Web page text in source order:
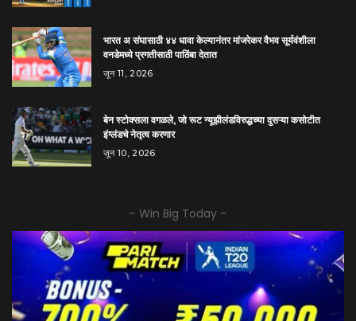
भारत अ संघासाठी ४४ धावा केल्यानंतर मांजरेकर वैभव सूर्यवंशीला
वनडेमध्ये प्रगतीसाठी पाठिंबा देतात
जून 11, 2026
बेन स्टोक्सला वगळले, जो रूट न्यूझीलंडविरुद्धच्या दुसऱ्या कसोटीत
इंग्लंडचे नेतृत्व करणार
जून 10, 2026
– Win Big Today –